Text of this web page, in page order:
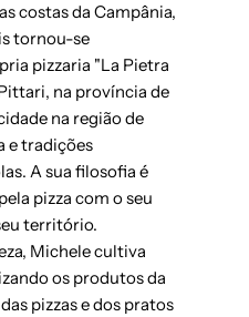
costas da Campânia,
tornou-se
pizzaria "La Pietra
na província de
na região de
e tradições
A sua filosofia é
pizza com o seu
território.
Michele cultiva
os produtos da
pizzas e dos pratos